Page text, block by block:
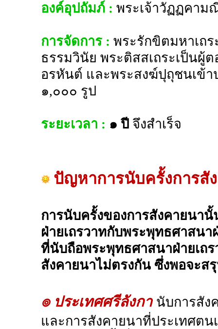
องค์อุปถัมภ์ : พระเจ้าวัฏฏคาม
การจัดการ : พระรักขิตมหาเถ
ธรรมวินัย พระติสสเถระเป็นผู้
อรหันต์ และพระสงฆ์ปุถุชนเข้
๑,๐๐๐ รูป
ระยะเวลา : ๑ ปี จึงสำเร็จ
ปัญหาการนับครั้งการสั
การนับครั้งของการสังคายนา
ฝ่ายเถรวาทกับพระพุทธศาสน
ที่นับถือพระพุทธศาสนาฝ่ายเถร
สังคายนาไม่ตรงกัน ซึ่งพอจะส
๏ ประเทศศรีลังกา นับการสัง
และการสังคายนาที่ประเทศตน